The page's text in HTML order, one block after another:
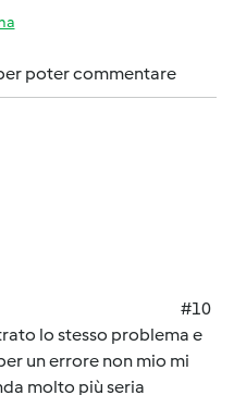
poter commentare
#10
lo stesso problema e
un errore non mio mi
molto più seria